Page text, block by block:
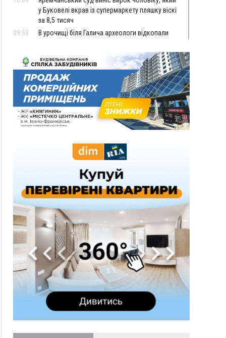
у Буковелі вкрав із супермаркету пляшку віскі
за 8,5 тисяч
09:53
В урочищі біля Галича археологи відкопали
09:39
У Франківську медики провели серію
складних операцій на аорті
Вчора
22:22 ФОТО У Богородчанах на "зебрі" водій Audi
наїхав на хлопчика з велосипедом
21:01
Загальна площа всіх книгарень України - трохи
більше ніж 6 футбольних полів
На "зебрі" у Франківську два мотоциклісти
новобудов і рекордсмен за зростанням цін на
житло
16:48
ВІДЕО Де безпечно купатися на Прикарпатті?
16:20
У Франківську дружина загиблого воїна
створила організацію «КОД 7'Я», аби
підтримувати військових та їхні сім'ї
15:57
У Коломиї на одній з вулиць встановлять
комплекс автоматичної фіксації швидкості
15:29
Війна забрала життя трьох воїнів з
Прикарпаття
На Закарпатті викрили масштабну схему
незаконного виключення
військовозобов’язаних з обліку
14:31
«Багато питань буде знято». На громадських
слуханнях в Яремче обговорили, як вирішити